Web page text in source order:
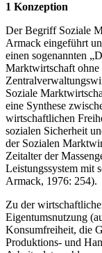
1 Konzeption
Der Begriff Soziale
Armack eingeführt
einen sogenannten
Marktwirtschaft ohne
Soziale
eine Synthese
wirtschaftlichen
sozialen Sicherheit
der Sozialen
Zeitalter der
Leistungssystem mit
Armack, 1976: 254).
Zu der
Eigentumsnutzung
Konsumfreiheit, die
Produktions- und